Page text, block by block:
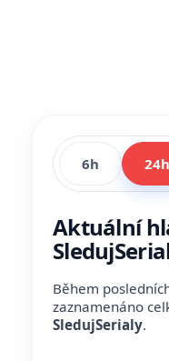
6h 24h
Aktuální
Během
zaznamenáno
SledujSerialy.